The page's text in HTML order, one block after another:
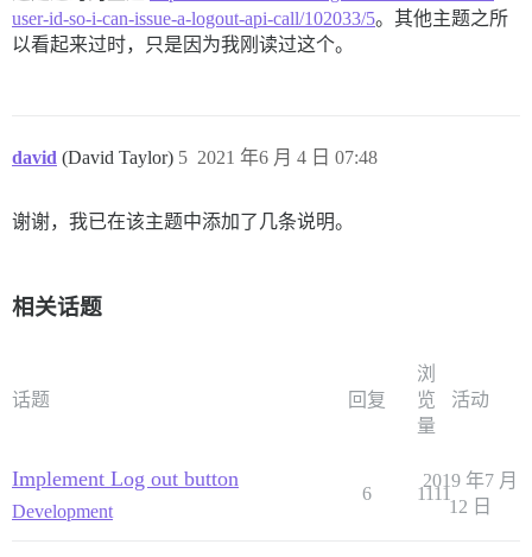
user-id-so-i-can-issue-a-logout-api-call/102033/5。其他主题之所
以看起来过时，只是因为我刚读过这个。
david (David Taylor) 2021 年6 月 4 日 07:48
5
谢谢，我已在该主题中添加了几条说明。
相关话题
话题 回复
浏
览
量
活动
Implement Log out button
Development
6 1111
2019 年7 月
12 日